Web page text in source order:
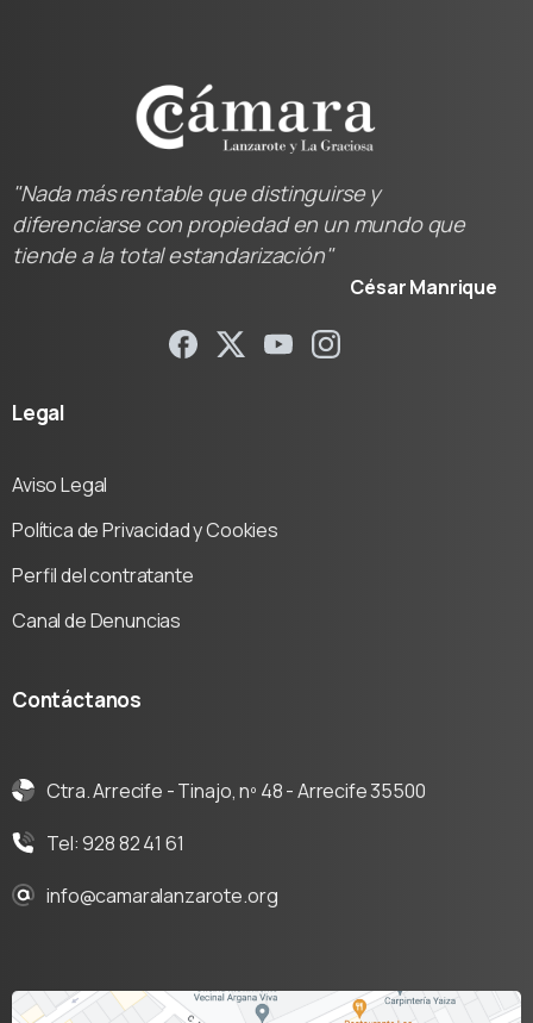
"Nada más rentable que distinguirse y
diferenciarse con propiedad en un mundo que
tiende a la total estandarización"
César Manrique
Legal
Aviso Legal
Política de Privacidad y Cookies
Perfil del contratante
Canal de Denuncias
Contáctanos
Ctra. Arrecife - Tinajo, nº 48 - Arrecife 35500
Tel: 928 82 41 61
info@camaralanzarote.org